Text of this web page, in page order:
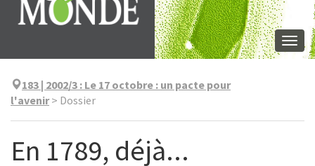
183 | 2002/3 : Le 17 octobre : un pacte pour
l'avenir> Dossier
En 1789, déjà...